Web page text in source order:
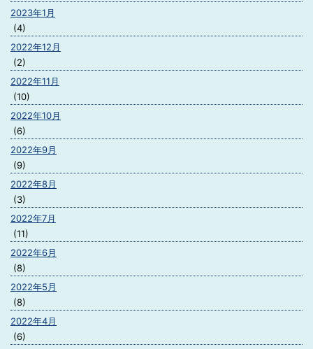
2023年1月
(4)
2022年12月
(2)
2022年11月
(10)
2022年10月
(6)
2022年9月
(9)
2022年8月
(3)
2022年7月
(11)
2022年6月
(8)
2022年5月
(8)
2022年4月
(6)